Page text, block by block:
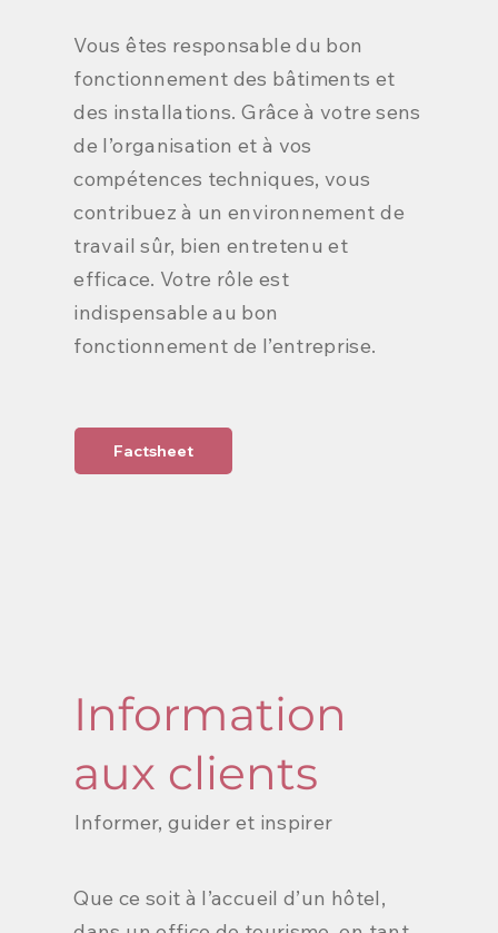
Vous êtes responsable du bon
fonctionnement des bâtiments et
des installations. Grâce à votre sens
de l’organisation et à vos
compétences techniques, vous
contribuez à un environnement de
travail sûr, bien entretenu et
efficace. Votre rôle est
indispensable au bon
fonctionnement de l’entreprise.
Factsheet
Information
aux clients
Informer, guider et inspirer
Que ce soit à l’accueil d’un hôtel,